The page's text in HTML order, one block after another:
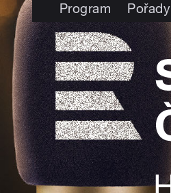
Program Pořady